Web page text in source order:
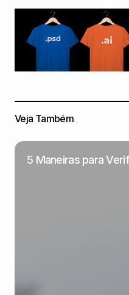
Veja Também
5 Maneiras para